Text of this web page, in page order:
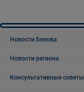
Новости Белова
Новости региона
Консультативные советы